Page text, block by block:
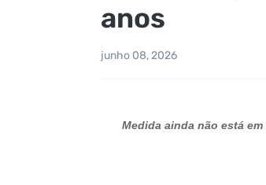
anos
junho 08, 2026
Medida ainda não está